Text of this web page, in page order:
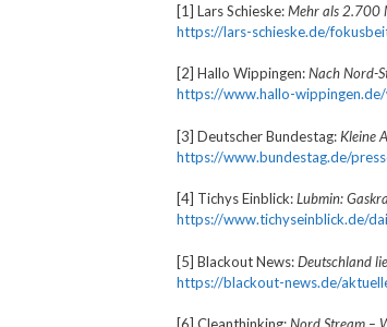
[1] Lars Schieske:Mehr als 2.700
https://lars-schieske.de/
[2] Hallo Wippingen:Nach Nord-
https://www.hallo-
[3] Deutscher Bundestag: Kleine
https://www.bundestag.de/
[4] Tichys Einblick:Lubmin:
https://www.tichyseinblick.de/
[5] Blackout News:Deutschland
https://blackout-news.de/